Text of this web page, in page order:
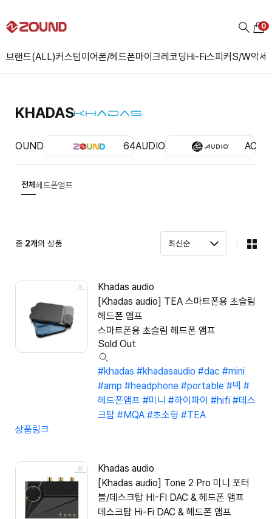
브랜드(ALL)커스텀이어폰/헤드폰마이크레코딩Hi-Fi스피커S/W악세
0
KHADAS
ZOUND 64AUDIO ACS
전체 헤드폰앰프
총 2개의 상품
Khadas audio
[Khadas audio] TEA 스마트폰용 초슬림
헤드폰 앰프
스마트폰용 초슬림 헤드폰 앰프
Sold Out
#khadas #khadasaudio #dac #mini
#amp #headphone #portable #덱 #
헤드폰앰프 #미니 #하이파이 #hifi #데스
크탑 #MQA #초소형 #TEA
상품링크
Khadas audio
[Khadas audio] Tone 2 Pro 미니 포터
블/데스크탑 HI-FI DAC & 헤드폰 앰프
데스크탑 Hi-Fi DAC & 헤드폰 앰프